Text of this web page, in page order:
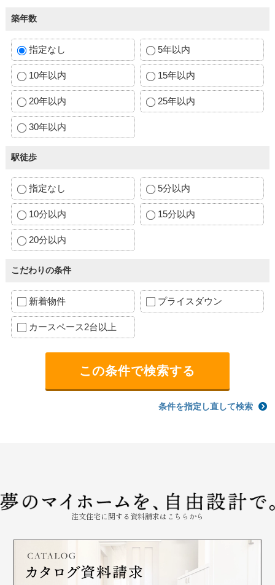
築年数
指定なし 5年以内
10年以内 15年以内
20年以内 25年以内
30年以内
駅徒歩
指定なし 5分以内
10分以内 15分以内
20分以内
こだわりの条件
新着物件 プライスダウン
カースペース2台以上
条件を指定し直して検索
注文住宅に関する資料請求はこちらから